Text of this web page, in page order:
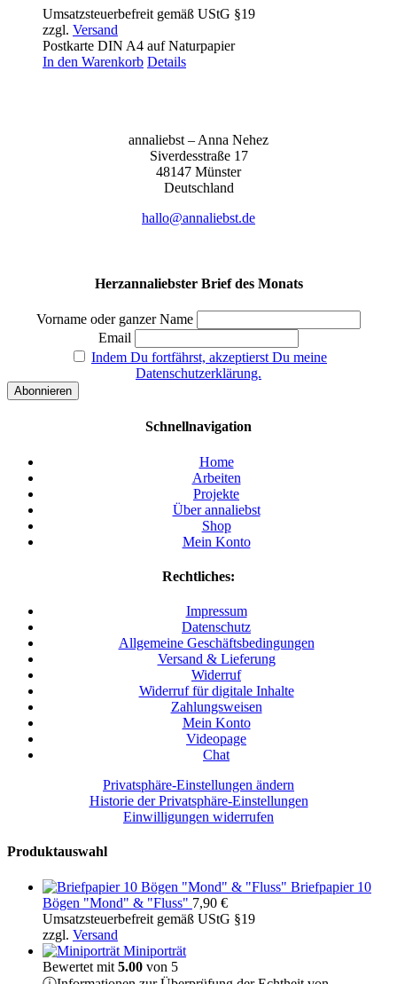
Umsatzsteuerbefreit gemäß UStG §19
zzgl. Versand
Postkarte DIN A4 auf Naturpapier
In den Warenkorb Details
anna­liebst – Anna Nehez
Sive­r­des­stra­ße 17
48147 Müns­ter
Deutsch­land
hallo@annaliebst.de
Herzannaliebster Brief des Monats
Vorname oder ganzer Name
Email
Indem Du fortfährst, akzeptierst Du meine
Datenschutzerklärung.
Schnellnavigation
Home
Arbeiten
Projekte
Über annaliebst
Shop
Mein Konto
Rechtliches:
Impressum
Datenschutz
Allgemeine Geschäftsbedingungen
Versand & Lieferung
Widerruf
Widerruf für digitale Inhalte
Zahlungsweisen
Mein Konto
Videopage
Chat
Privatsphäre-Einstellungen ändern
Historie der Privatsphäre-Einstellungen
Einwilligungen widerrufen
Produktauswahl
Briefpapier 10
Bögen "Mond" & "Fluss" 7,90 €
Umsatzsteuerbefreit gemäß UStG §19
zzgl. Versand
Miniporträt
Bewertet mit 5.00 von 5